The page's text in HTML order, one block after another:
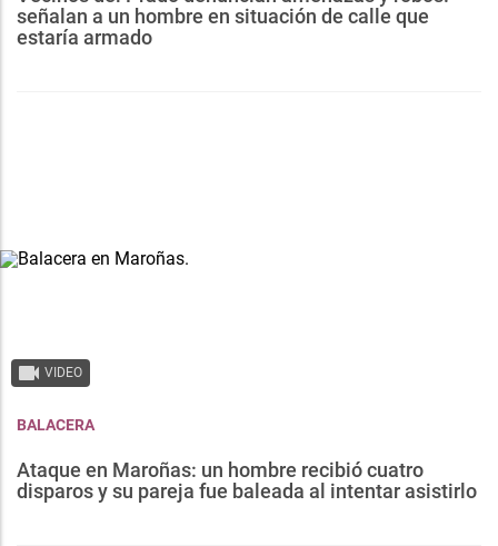
señalan a un hombre en situación de calle que
estaría armado
VIDEO
BALACERA
Ataque en Maroñas: un hombre recibió cuatro
disparos y su pareja fue baleada al intentar asistirlo